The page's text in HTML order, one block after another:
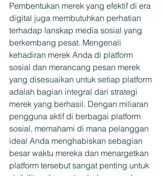
Pembentukan merek yang efektif di era
digital juga membutuhkan perhatian
terhadap lanskap media sosial yang
berkembang pesat. Mengenali
kehadiran merek Anda di platform
sosial dan merancang pesan merek
yang disesuaikan untuk setiap platform
adalah bagian integral dari strategi
merek yang berhasil. Dengan miliaran
pengguna aktif di berbagai platform
sosial, memahami di mana pelanggan
ideal Anda menghabiskan sebagian
besar waktu mereka dan menargetkan
platform tersebut sangat penting untuk